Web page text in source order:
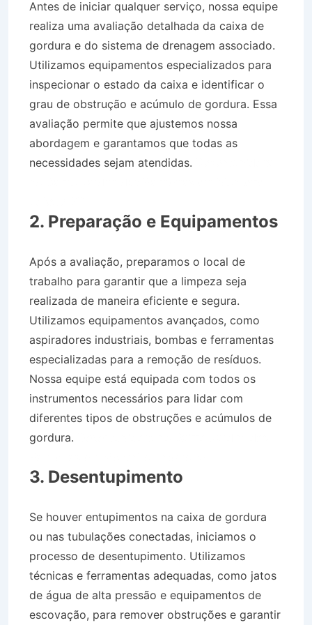
Antes de iniciar qualquer serviço, nossa equipe
realiza uma avaliação detalhada da caixa de
gordura e do sistema de drenagem associado.
Utilizamos equipamentos especializados para
inspecionar o estado da caixa e identificar o
grau de obstrução e acúmulo de gordura. Essa
avaliação permite que ajustemos nossa
abordagem e garantamos que todas as
necessidades sejam atendidas.
2. Preparação e Equipamentos
Após a avaliação, preparamos o local de
trabalho para garantir que a limpeza seja
realizada de maneira eficiente e segura.
Utilizamos equipamentos avançados, como
aspiradores industriais, bombas e ferramentas
especializadas para a remoção de resíduos.
Nossa equipe está equipada com todos os
instrumentos necessários para lidar com
diferentes tipos de obstruções e acúmulos de
gordura.
3. Desentupimento
Se houver entupimentos na caixa de gordura
ou nas tubulações conectadas, iniciamos o
processo de desentupimento. Utilizamos
técnicas e ferramentas adequadas, como jatos
de água de alta pressão e equipamentos de
escovação, para remover obstruções e garantir